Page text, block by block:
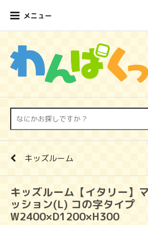
メニュー
キッズルーム
キッズルーム【イタリー】
ッション(L) コの字タイプ
W2400×D1200×H300